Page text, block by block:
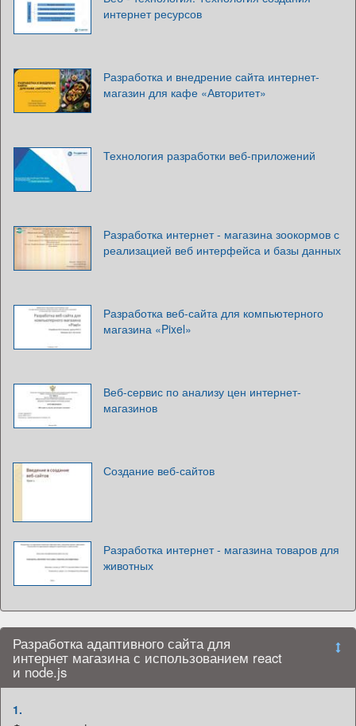
интернет ресурсов
Разработка и внедрение сайта интернет-
магазин для кафе «Авторитет»
Технология разработки веб-приложений
Разработка интернет - магазина зоокормов с
реализацией веб интерфейса и базы данных
Разработка веб-сайта для компьютерного
магазина «Pixel»
Веб-сервис по анализу цен интернет-
магазинов
Создание веб-сайтов
Разработка интернет - магазина товаров для
животных
Разработка адаптивного сайта для
интернет магазина с использованием react
и node.js
1.